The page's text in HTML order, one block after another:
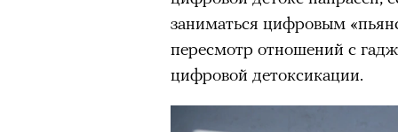
заниматься цифровым
пересмотр отношений с
цифровой детоксикации.
Совместное
людьми особенно
Наука не подтверждает